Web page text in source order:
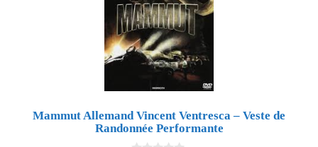
Mammut Allemand Vincent Ventresca – Veste de
Randonnée Performante